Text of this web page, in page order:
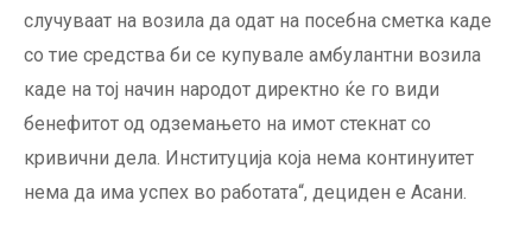
случуваат на возила да одат на посебна сметка каде
со тие средства би се купувале амбулантни возила
каде на тој начин народот директно ќе го види
бенефитот од одземањето на имот стекнат со
кривични дела. Институција која нема континуитет
нема да има успех во работата“, дециден е Асани.